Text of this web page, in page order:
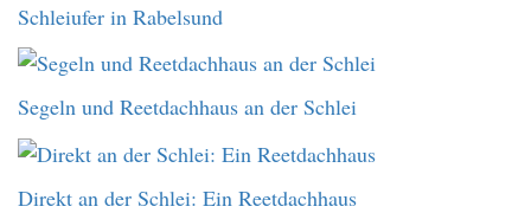
Schleiufer in Rabelsund
Segeln und Reetdachhaus an der Schlei
Direkt an der Schlei: Ein Reetdachhaus